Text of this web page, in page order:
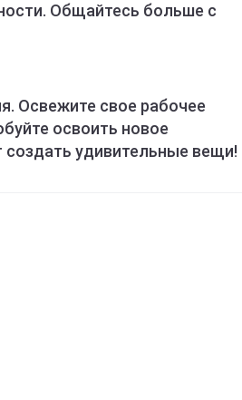
Общайтесь больше с
Освежите свое рабочее
освоить новое
удивительные вещи!